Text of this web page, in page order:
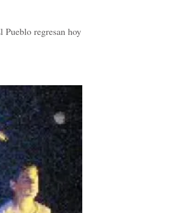
Pueblo regresan hoy